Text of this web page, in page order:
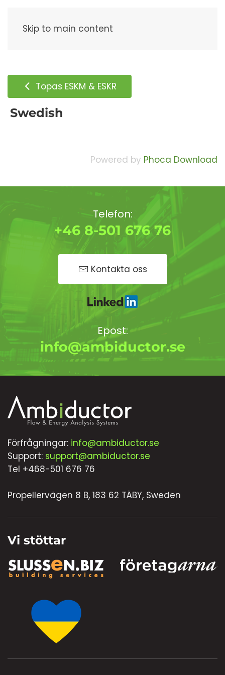
Skip to main content
Topas ESKM & ESKR
Swedish
Powered by Phoca Download
Telefon:
+46 8-501 676 76
Kontakta oss
Epost:
info@ambiductor.se
Förfrågningar: info@ambiductor.se
Support: support@ambiductor.se
Tel +468-501 676 76
Propellervägen 8 B, 183 62 TÄBY, Sweden
Vi stöttar